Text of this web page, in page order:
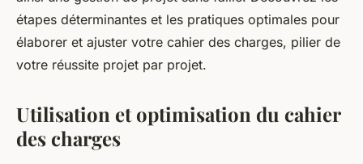
étapes déterminantes et les pratiques optimales pour
élaborer et ajuster votre cahier des charges, pilier de
votre réussite projet par projet.
Utilisation et optimisation du cahier
des charges